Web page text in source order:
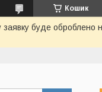
Кошик
заявку буде